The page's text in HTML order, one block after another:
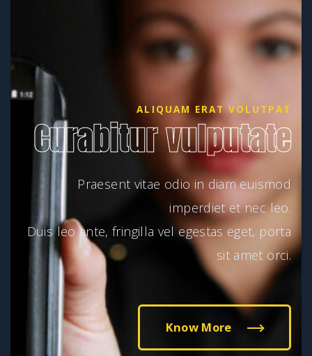
ALIQUAM ERAT VOLUTPAT
Curabitur vulputate
Praesent vitae odio in diam euismod
imperdiet et nec leo.
Duis leo ante, fringilla vel egestas eget, porta
sit amet orci.
Know More